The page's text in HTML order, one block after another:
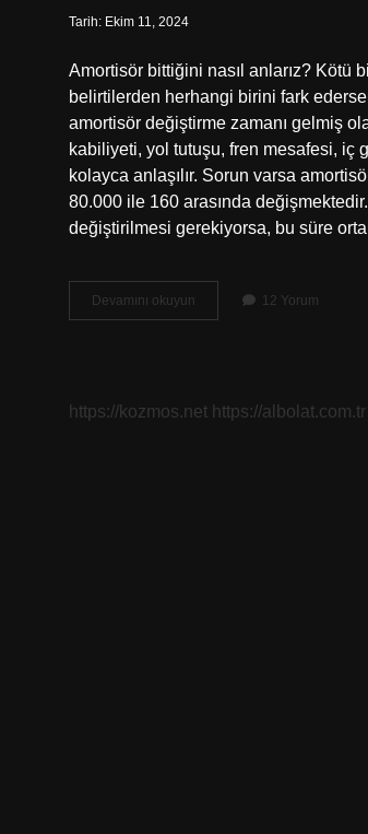
Tarih: Ekim 11, 2024
Amortisör bittiğini nasıl anlarız? Kötü
belirtilerden herhangi birini fark
amortisör değiştirme zamanı gelmiş
kabiliyeti, yol tutuşu, fren mesafesi, iç
kolayca anlaşılır. Sorun varsa
80.000 ile 160 arasında
değiştirilmesi gerekiyorsa, bu süre
Devamını okuyun
Amortisör
12 Yorum
https://kozmos.net https://albolat.com.tr